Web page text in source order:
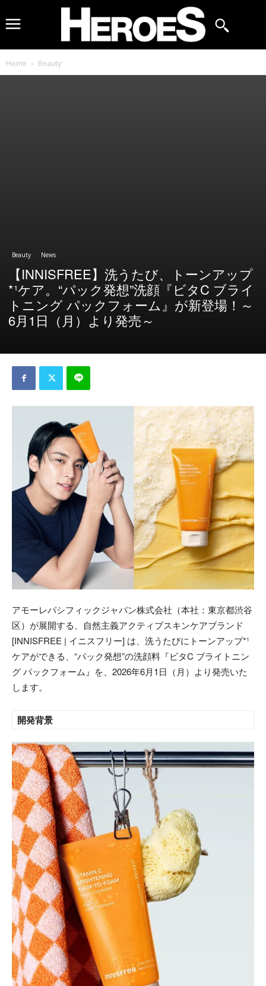
Home Beauty
Beauty News
【INNISFREE】洗うたび、トーンアップ
*¹ケア。“パック発想”洗顔『ビタC ブライ
トニング パックフォーム』が新登場！～
6月1日（月）より発売～
アモーレパシフィックジャパン株式会社（本社：東京都渋谷
区）が展開する、自然主義アクティブスキンケアブランド
[INNISFREE | イニスフリー] は、洗うたびにトーンアップ*¹
ケアができる、“パック発想”の洗顔料『ビタC ブライトニン
グ パックフォーム』を、2026年6月1日（月）より発売いた
します。
開発背景